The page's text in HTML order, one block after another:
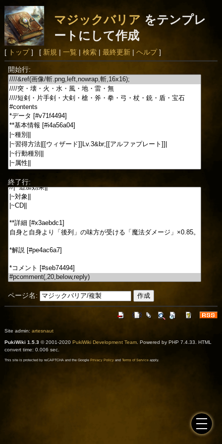
マジックバリア をテンプレ
ートにして作成
[ トップ] [ 新規 | 一覧 | 検索| 最終更新| ヘルプ]
開始行:
終了行:
ページ名:
Site admin: artesnaut
PukiWiki 1.5.3© 2001-2020 PukiWiki Development Team. Powered by PHP 7.4.33. HTML
convert time: 0.006 sec.
This site is protected by reCAPTCHA and the Google Privacy Policyand Terms of Serviceapply.